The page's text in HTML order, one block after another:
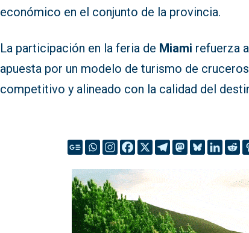
económico en el conjunto de la provincia.
La participación en la feria de Miami refuerza
apuesta por un modelo de turismo de
competitivo y alineado con la calidad del